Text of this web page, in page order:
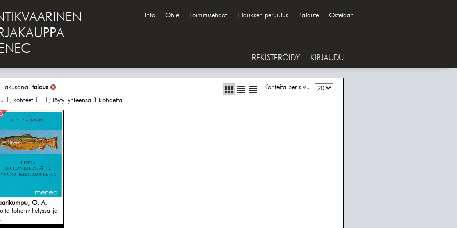
Info Ohje Toimitusehdot Tilauksen peruutus Palaute Ostetaan
REKISTERÖIDY KIRJAUDU
Kohteita per sivu
talous
1 , kohteet 1 - 1 , löytyi yhteensä 1 kohdetta
O. A.
lohenviljelyssä ja